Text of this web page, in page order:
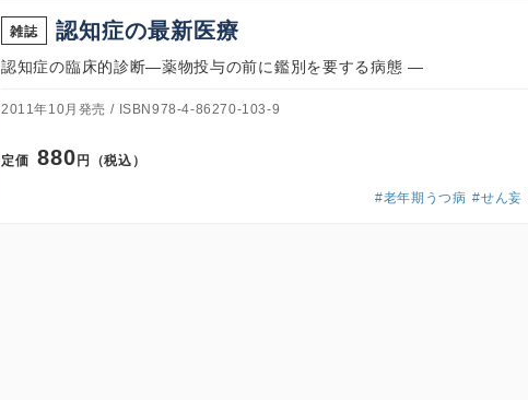
雑誌 認知症の最新医療
認知症の臨床的診断―薬物投与の前に鑑別を要する病態 ―
2011年10月発売 ISBN978-4-86270-103-9
定価 880 円（税込）
#老年期うつ病 #せん妄